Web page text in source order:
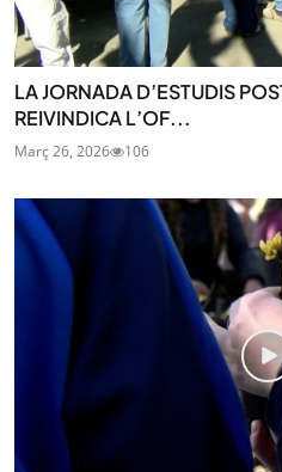
LA JORNADA D’ESTUDIS
REIVINDICA L’OF...
Març 26, 2026 106